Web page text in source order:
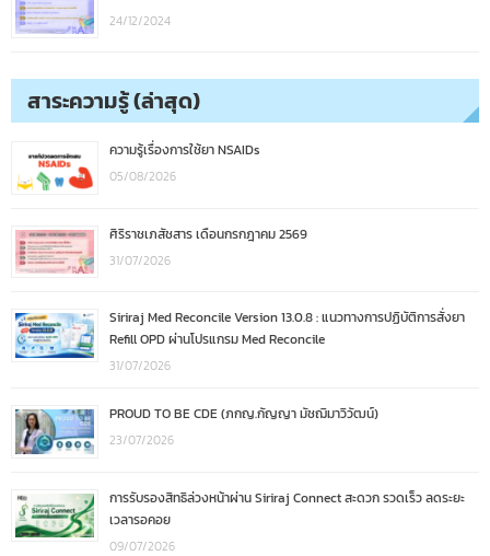
24/12/2024
สาระความรู้ (ล่าสุด)
ความรู้เรื่องการใช้ยา NSAIDs
05/08/2026
ศิริราชเภสัชสาร เดือนกรกฎาคม 2569
31/07/2026
Siriraj Med Reconcile Version 13.0.8 : แนวทางการปฏิบัติการสั่งยา
Refill OPD ผ่านโปรแกรม Med Reconcile
31/07/2026
PROUD TO BE CDE (ภกญ.กัญญา มัชฌิมาวิวัฒน์)
23/07/2026
การรับรองสิทธิล่วงหน้าผ่าน Siriraj Connect สะดวก รวดเร็ว ลดระยะ
เวลารอคอย
09/07/2026